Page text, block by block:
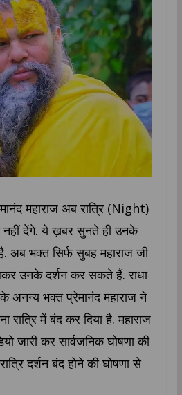
महाराज अब रात्रि (Night)
नहीं देंगे. ये ख़बर सुनते ही उनके
अब भक्त सिर्फ सुबह महाराज जी
उनके दर्शन कर सकते हैं. राधा
अनन्य भक्त प्रेमानंद महाराज ने
रात्रि में बंद कर दिया है. महाराज
जारी कर सार्वजनिक घोषणा की
दर्शन बंद होने की घोषणा से